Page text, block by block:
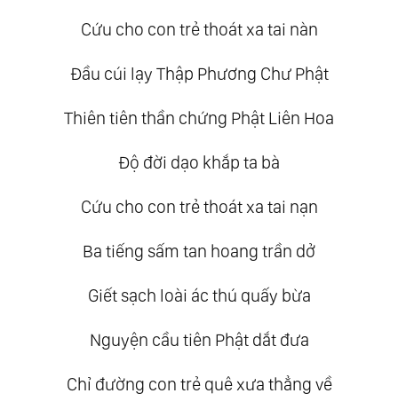
Cứu cho con trẻ thoát xa tai nàn
Đầu cúi lạy Thập Phương Chư Phật
Thiên tiên thần chứng Phật Liên Hoa
Độ đời dạo khắp ta bà
Cứu cho con trẻ thoát xa tai nạn
Ba tiếng sấm tan hoang trần dở
Giết sạch loài ác thú quấy bừa
Nguyện cầu tiên Phật dắt đưa
Chỉ đường con trẻ quê xưa thẳng về